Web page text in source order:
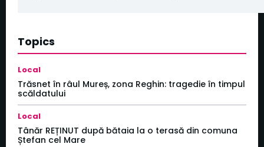
Topics
Local
Trăsnet în râul Mureș, zona Reghin: tragedie în timpul
scăldatului
Local
Tânăr REȚINUT după bătaia la o terasă din comuna
Ștefan cel Mare